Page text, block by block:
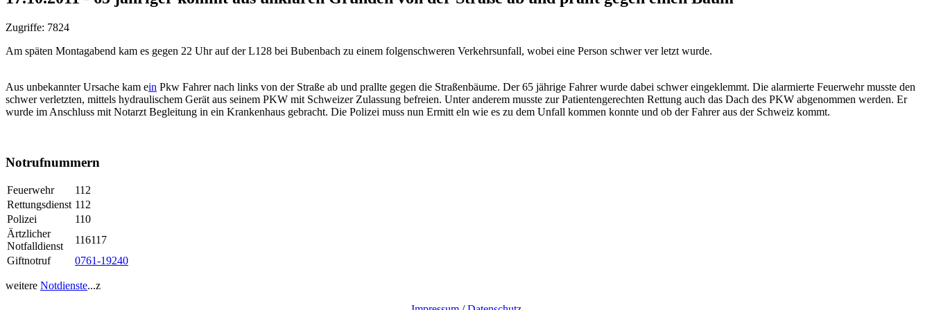
Zugriffe: 7824
Am späten Montagabend kam es gegen 22 Uhr auf der L128 bei Bubenbach zu einem folgenschweren Verkehrsunfall, wobei eine Person schwerverletzt wurde.
Aus unbekannter Ursache kam ein Pkw Fahrer nach links von der Straße ab und prallte gegen die Straßenbäume. Der 65 jährige Fahrer wurde dabei schwer eingeklemmt. Die alarmierte Feuerwehr musste den
schwer verletzten, mittels hydraulischem Gerät aus seinem PKW mit Schweizer Zulassung befreien. Unter anderem musste zur Patientengerechten Rettung auch das Dach des PKW abgenommen werden. Er
wurde im Anschluss mit Notarzt Begleitung in ein Krankenhaus gebracht. Die Polizei muss nun Ermitt eln wie es zu dem Unfall kommen konnte und ob der Fahrer aus der Schweiz kommt.
Notrufnummern
Feuerwehr
112
Rettungsdienst 112
Polizei
110
Ärtzlicher
Notfalldienst
116117
Giftnotruf
0761-19240
weitere Notdienste...z